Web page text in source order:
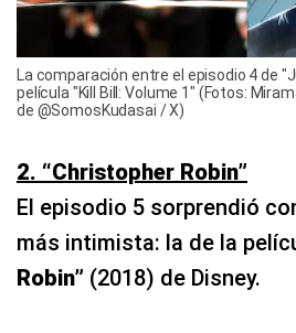
La comparación entre el episodio 4 de
película "Kill Bill: Volume 1" (Fotos:
de @SomosKudasai / X)
2. “Christopher Robin”
​El episodio 5 sorprendió
más intimista: la de la
Robin” (2018) de Disney.